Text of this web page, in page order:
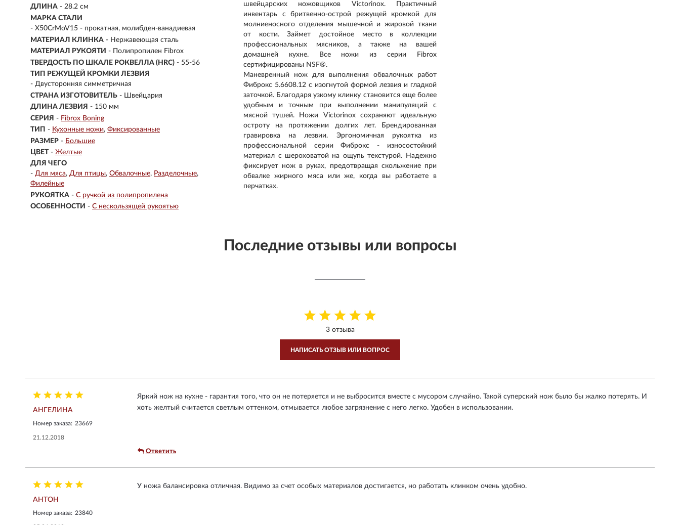
ДЛИНА - 28.2 см
МАРКА СТАЛИ
- X50CrMoV15 - прокатная, молибден-ванадиевая
МАТЕРИАЛ КЛИНКА - Нержавеющая сталь
МАТЕРИАЛ РУКОЯТИ -
Полипропилен Fibrox
ТВЕРДОСТЬ ПО ШКАЛЕ РОКВЕЛЛА (HRC) - 55-56
ТИП РЕЖУЩЕЙ КРОМКИ ЛЕЗВИЯ
- Двусторонняя симметричная
СТРАНА ИЗГОТОВИТЕЛЬ - Швейцария
ДЛИНА ЛЕЗВИЯ - 150 мм
СЕРИЯ - Fibrox Boning
ТИП - Кухонные ножи Фиксированные
РАЗМЕР - Большие
ЦВЕТ - Желтые
ДЛЯ ЧЕГО
- Для мяса Для птицы Обвалочные
Разделочные
Филейные
РУКОЯТКА - С ручкой из полипропилена
ОСОБЕННОСТИ - С нескользящей рукоятью
швейцарских ножовщиков Victorinox. Практичный
инвентарь с бритвенно-острой режущей кромкой для
молниеносного отделения мышечной и жировой ткани
от кости. Займет достойное место в коллекции
профессиональных мясников, а также на вашей
домашней кухне. Все ножи из серии Fibrox
сертифицированы NSF®.
Маневренный нож для выполнения обвалочных работ
Фиброкс 5.6608.12 с изогнутой формой лезвия и гладкой
заточкой. Благодаря узкому клинку становится еще более
удобным и точным при выполнении манипуляций с
мясной тушей. Ножи Victorinox сохраняют идеальную
остроту на протяжении долгих лет. Брендированная
гравировка на лезвии. Эргономичная рукоятка из
профессиональной серии Фиброкс - износостойкий
материал с шероховатой на ощупь текстурой. Надежно
фиксирует нож в руках, предотвращая скольжение при
обвалке жирного мяса или же, когда вы работаете в
перчатках.
Последние отзывы или вопросы
3 отзыва
НАПИСАТЬ ОТЗЫВ ИЛИ ВОПРОС
АНГЕЛИНА
Номер заказа: 23669
21.12.2018
Яркий нож на кухне - гарантия того, что он не потеряется и не выбросится вместе с мусором случайно. Такой суперский нож было бы жалко потерять. И
хоть желтый считается светлым оттенком, отмывается любое загрязнение с него легко. Удобен в использовании.
Ответить
АНТОН
Номер заказа: 23840
У ножа балансировка отличная. Видимо за счет особых материалов достигается, но работать клинком очень удобно.